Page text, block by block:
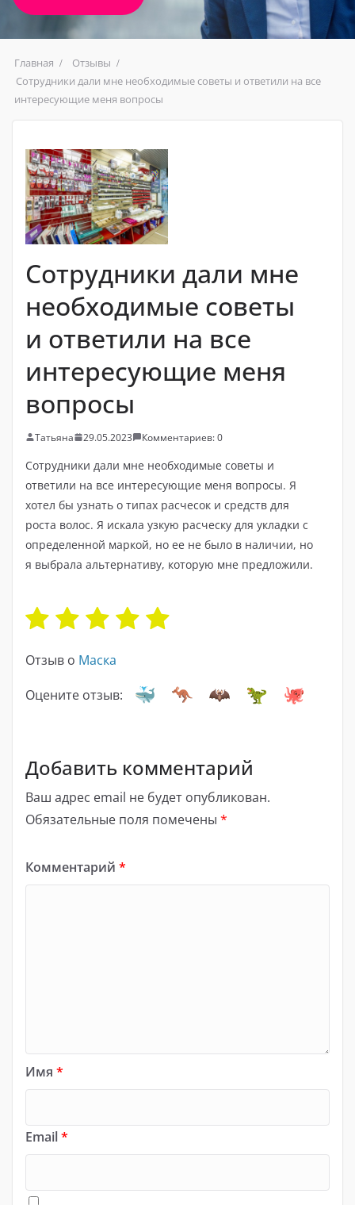
Главная
Отзывы
Сотрудники дали мне необходимые советы и ответили на все
интересующие меня вопросы
Сотрудники дали мне
необходимые советы
и ответили на все
интересующие меня
вопросы
Татьяна 29.05.2023 Комментариев: 0
Сотрудники дали мне необходимые советы и
ответили на все интересующие меня вопросы. Я
хотел бы узнать о типах расчесок и средств для
роста волос. Я искала узкую расческу для укладки с
определенной маркой, но ее не было в наличии, но
я выбрала альтернативу, которую мне предложили.
Отзыв о Маска
Оцените отзыв:
Добавить комментарий
Ваш адрес email не будет опубликован.
Обязательные поля помечены *
Комментарий *
Имя *
Email*